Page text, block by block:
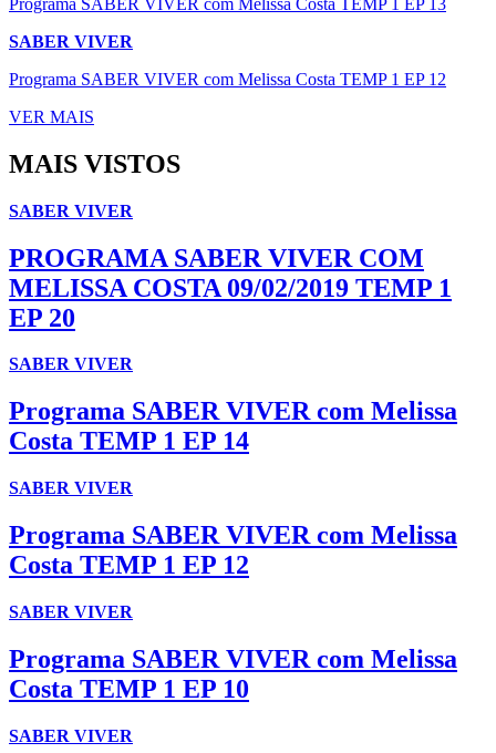
SABER VIVER
Programa SABER VIVER com Melissa Costa TEMP 1 EP 12
VER MAIS
MAIS VISTOS
SABER VIVER
PROGRAMA SABER VIVER COM
MELISSA COSTA 09/02/2019 TEMP 1
EP 20
SABER VIVER
Programa SABER VIVER com Melissa
Costa TEMP 1 EP 14
SABER VIVER
Programa SABER VIVER com Melissa
Costa TEMP 1 EP 12
SABER VIVER
Programa SABER VIVER com Melissa
Costa TEMP 1 EP 10
SABER VIVER